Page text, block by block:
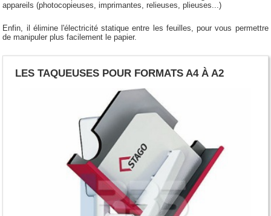
appareils (photocopieuses, imprimantes, relieuses, plieuses...)
Enfin, il élimine l'électricité statique entre les feuilles, pour vous permettre
de manipuler plus facilement le papier.
LES TAQUEUSES POUR FORMATS A4 À A2